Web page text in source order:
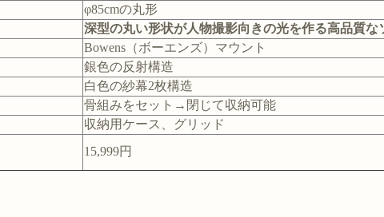
φ85cmの丸形
深型の丸い形状が人物撮影向きの光を作る高品質な
Bowens（ボーエンズ）マウント
銀色の反射構造
白色の紗幕2枚構造
骨組みをセット→閉じて収納可能
収納用ケース、グリッド
15,999円